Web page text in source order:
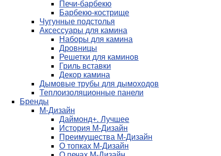
Печи-барбекю
Барбекю-кострище
Чугунные подстолья
Аксессуары для камина
Наборы для камина
Дровницы
Решетки для каминов
Гриль вставки
Декор камина
Дымовые трубы для дымоходов
Теплоизоляционные панели
Бренды
М-Дизайн
Даймонд+. Лучшее
История М-Дизайн
Преимущества М-Дизайн
О топках М-Дизайн